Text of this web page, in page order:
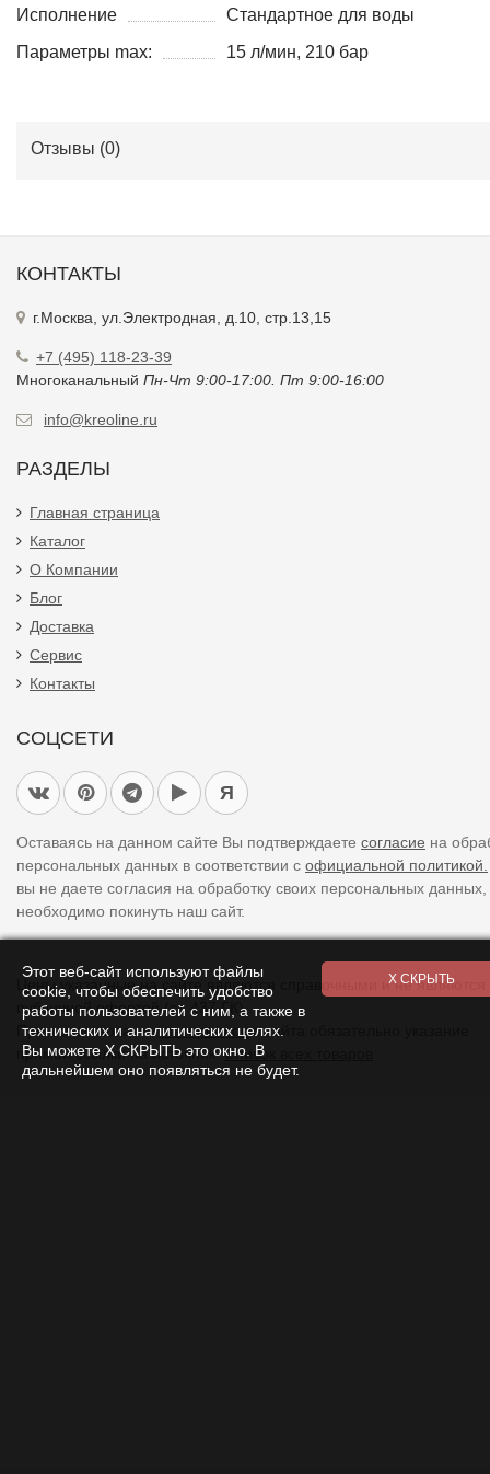
Исполнение
Стандартное для воды
Параметры max:
15 л/мин, 210 бар
Отзывы (0)
КОНТАКТЫ
г.Москва, ул.Электродная, д.10, стр.13,15
+7 (495) 118-23-39
Многоканальный Пн-Чт 9:00-17:00. Пт 9:00-16:00
info@kreoline.ru
РАЗДЕЛЫ
Главная страница
Каталог
О Компании
Блог
Доставка
Сервис
Контакты
СОЦСЕТИ
Я
Оставаясь на данном сайте Вы подтверждаете согласие на
персональных данных в соответствии с официальной политикой.
вы не даете согласия на обработку своих персональных
необходимо покинуть наш сайт.
Цены указанные на сайте являются справочными и не являются
публичной офертой (ст. 437 ГК).
При использованииматериаловс сайта обязательно указание
прямой ссылки на источник.Список всех товаров
Этот веб-сайт используют файлы
cookie, чтобы обеспечить удобство
работы пользователей с ним, а также в
технических и аналитических целях.
Вы можете Х СКРЫТЬ это окно. В
дальнейшем оно появляться не будет.